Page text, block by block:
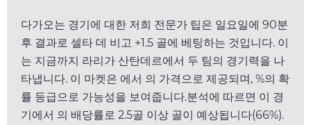
다가오는 경기에 대한 저희 전문가 팁은 일요일에 90분
후 결과로 셀타 데 비고 +1.5 골에 베팅하는 것입니다. 이
는 지금까지 라리가 산탄데르에서 두 팀의 경기력을 나
타냅니다. 이 마켓은 에서 의 가격으로 제공되며, %의 확
률 등급으로 가능성을 보여줍니다.분석에 따르면 이 경
기에서 의 배당률로 2.5골 이상 골이 예상됩니다(66%).